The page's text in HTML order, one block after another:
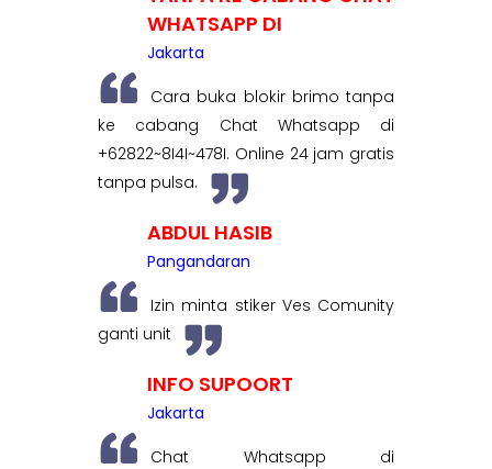
WHATSAPP DI
Jakarta
Cara buka blokir brimo tanpa
ke cabang Chat Whatsapp di
+62822~8I4I~478I. Online 24 jam gratis
tanpa pulsa.
ABDUL HASIB
Pangandaran
Izin minta stiker Ves Comunity
ganti unit
INFO SUPOORT
Jakarta
Chat Whatsapp di